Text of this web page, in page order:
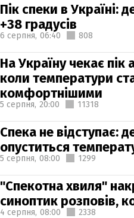
Пік спеки в Україні:
+38 градусів
6 серпня, 06:40 808
На Україну чекає
коли температури
комфортнішими
5 серпня, 20:00 11318
Спека не відступає:
опуститься
5 серпня, 08:00 1299
"Спекотна хвиля"
синоптик розповів,
4 серпня, 08:00 2338